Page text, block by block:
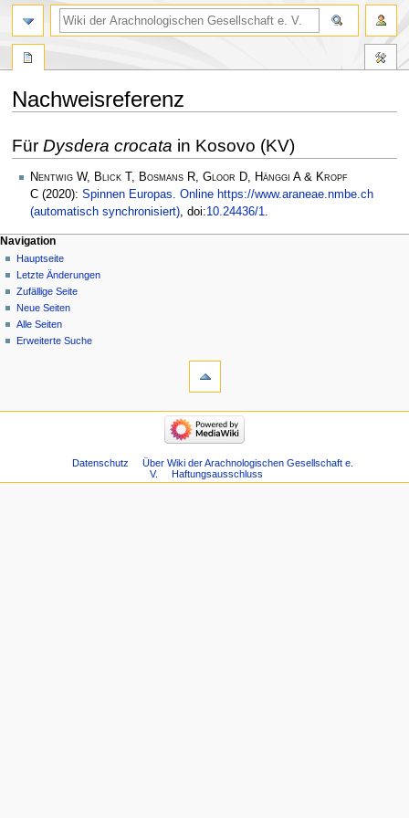
Nachweisreferenz
Navigation
springen
Suche
springen
Für Dysdera crocata in Kosovo (KV)
Nentwig W, Blick T, Bosmans R, Gloor D, Hänggi A & Kropf
C (2020): Spinnen Europas. Online https://www.araneae.nmbe.ch
(automatisch synchronisiert), doi:10.24436/1.
Navigation
Hauptseite
Letzte Änderungen
Zufällige Seite
Neue Seiten
Alle Seiten
Erweiterte Suche
Datenschutz
Über Wiki der Arachnologischen Gesellschaft e.
V.
Haftungsausschluss